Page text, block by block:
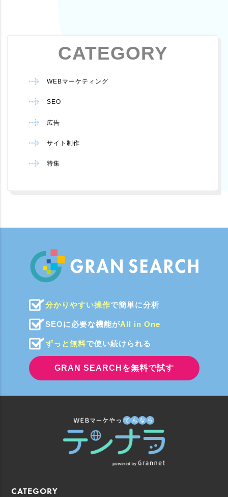
CATEGORY
WEBマーケティング
SEO
広告
サイト制作
特集
分かりやすい操作で簡単に分析
SEOに必要な機能がAll in One
ずっと無料で使い続けられる
GRAN SEARCHを無料で試す
CATEGORY